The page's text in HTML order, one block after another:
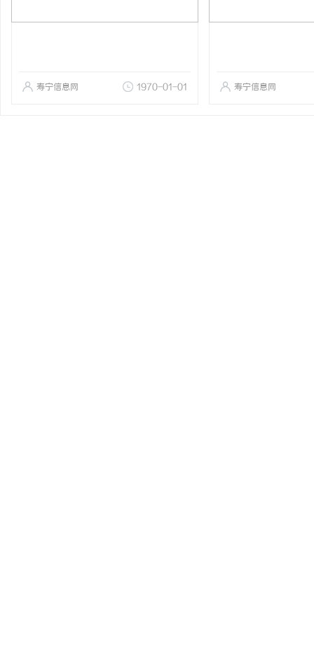
寿宁信息网 1970-01-01 寿宁信息网